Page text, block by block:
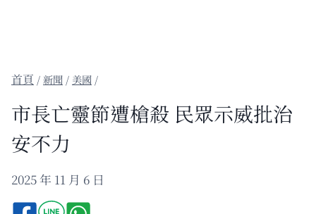
/新聞 / 美國 /
市長亡靈節遭槍殺 民眾示威批治
安不力
2025 年 11 月 6 日